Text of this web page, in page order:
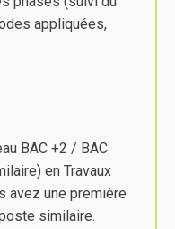
appliquées,
BAC +2 / BAC
en Travaux
avez une première
similaire.